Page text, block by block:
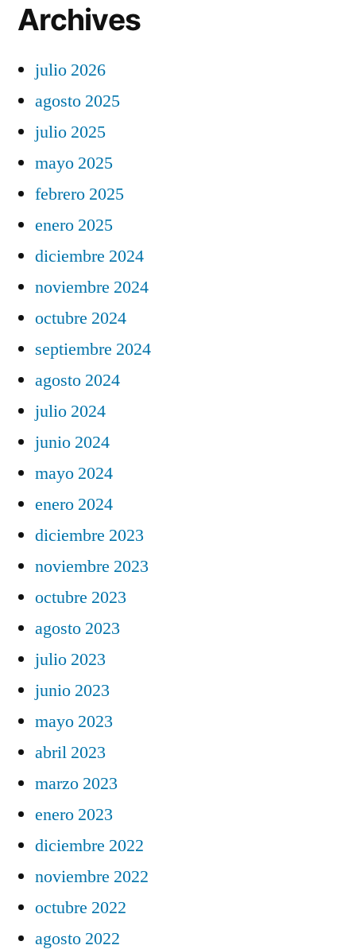
Archives
julio 2026
agosto 2025
julio 2025
mayo 2025
febrero 2025
enero 2025
diciembre 2024
noviembre 2024
octubre 2024
septiembre 2024
agosto 2024
julio 2024
junio 2024
mayo 2024
enero 2024
diciembre 2023
noviembre 2023
octubre 2023
agosto 2023
julio 2023
junio 2023
mayo 2023
abril 2023
marzo 2023
enero 2023
diciembre 2022
noviembre 2022
octubre 2022
agosto 2022